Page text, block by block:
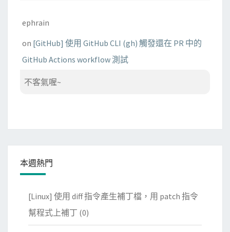
ephrain
on [GitHub] 使用 GitHub CLI (gh) 觸發還在 PR 中的
GitHub Actions workflow 測試
不客氣喔~
本週熱門
[Linux] 使用 diff 指令產生補丁檔，用 patch 指令
幫程式上補丁 (0)